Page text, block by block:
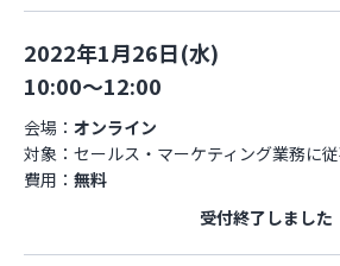
2022年1月26日(水)
10:00～12:00
会場： オンライン
対象：セールス・マーケティング業務に
費用： 無料
受付終了しました